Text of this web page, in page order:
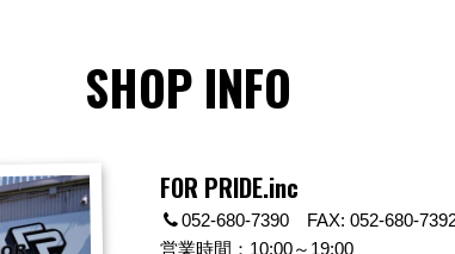
SHOP INFO
FOR PRIDE.inc
052-680-7390 FAX: 052-680-
営業時間：10:00～19:00